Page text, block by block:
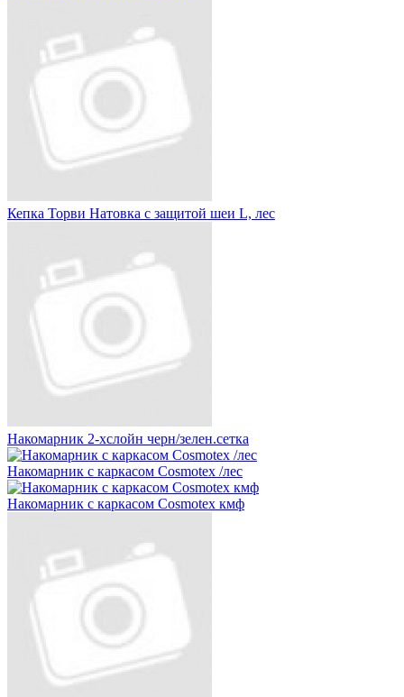
Кепка Торви Натовка с защитой шеи L, лес
Накомарник 2-хслойн черн/зелен.сетка
Накомарник с каркасом Cosmotex /лес
Накомарник с каркасом Cosmotex кмф